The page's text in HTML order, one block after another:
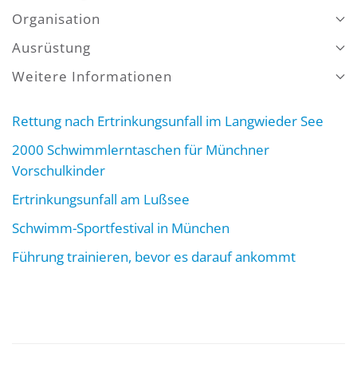
Organisation
Ausrüstung
Weitere Informationen
Rettung nach Ertrinkungsunfall im Langwieder See
2000 Schwimmlerntaschen für Münchner
Vorschulkinder
Ertrinkungsunfall am Lußsee
Schwimm-Sportfestival in München
Führung trainieren, bevor es darauf ankommt